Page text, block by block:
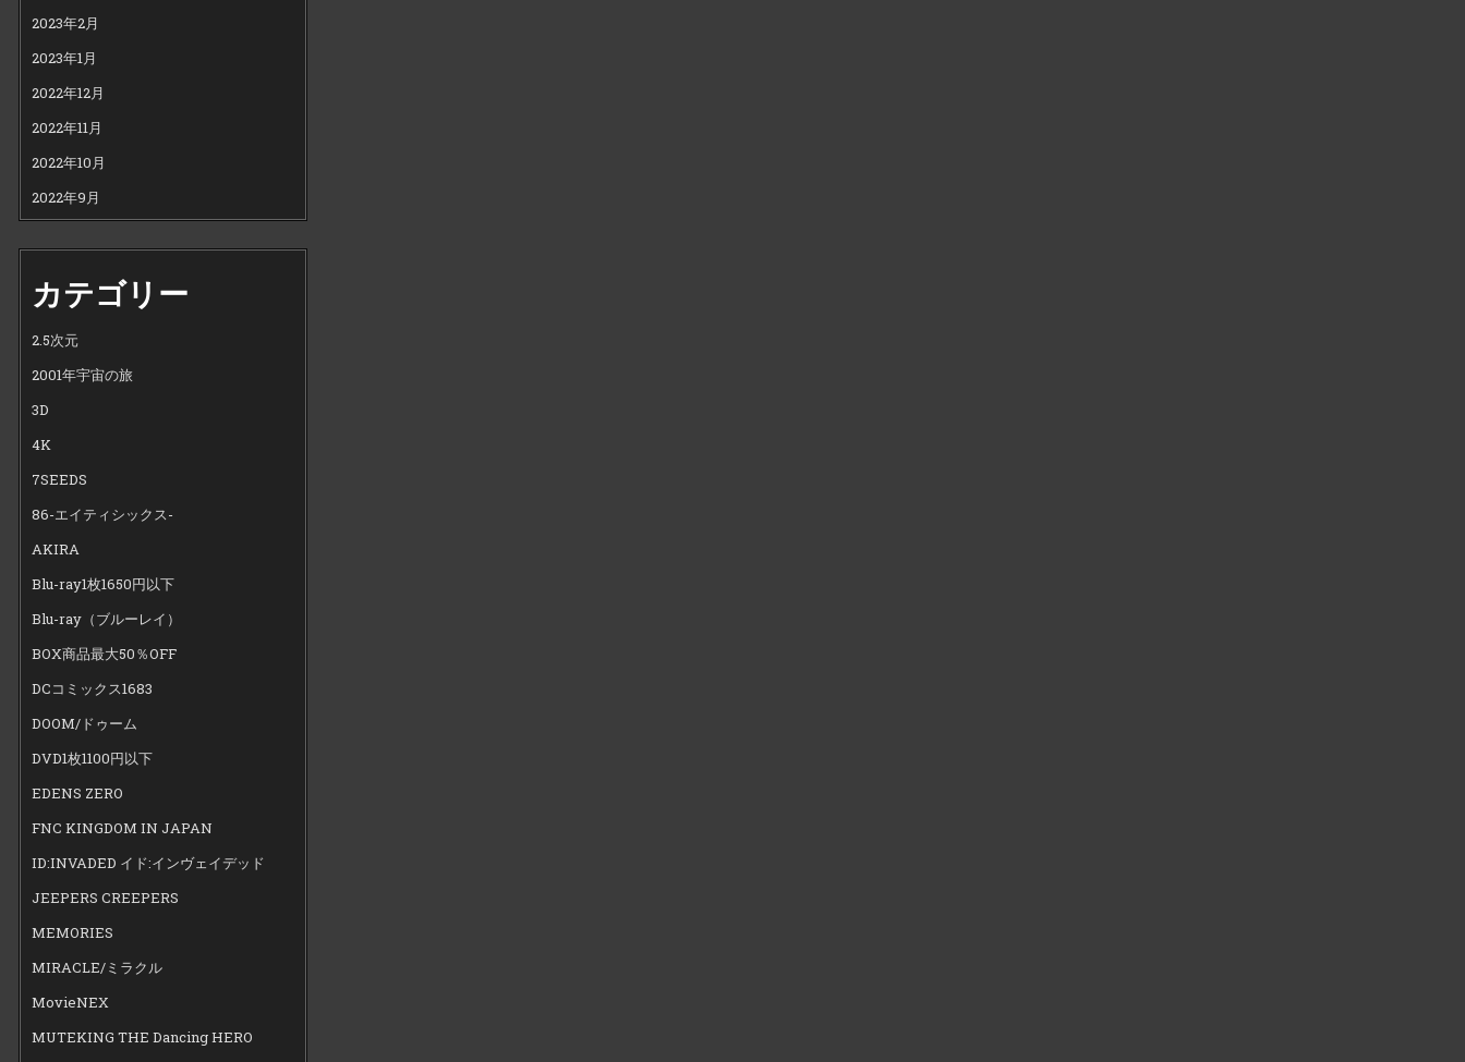
2023年2月
2023年1月
2022年12月
2022年11月
2022年10月
2022年9月
カテゴリー
2.5次元
2001年宇宙の旅
3D
4K
7SEEDS
86-エイティシックス-
AKIRA
Blu-ray1枚1650円以下
Blu-ray（ブルーレイ）
BOX商品最大50％OFF
DCコミックス1683
DOOM/ドゥーム
DVD1枚1100円以下
EDENS ZERO
FNC KINGDOM IN JAPAN
ID:INVADED イド:インヴェイデッド
JEEPERS CREEPERS
MEMORIES
MIRACLE/ミラクル
MovieNEX
MUTEKING THE Dancing HERO